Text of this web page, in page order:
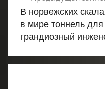
по
записям
В норвежских
в мире тоннель
грандиозный